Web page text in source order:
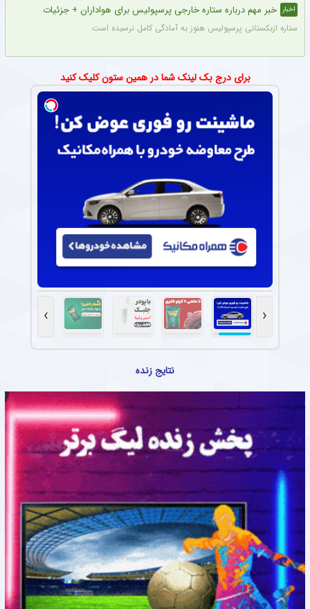
اخبار خبر مهم درباره ستاره خارجی پرسپولیس برای هواداران + جزئیات
ستاره ازبکستانی پرسپولیس هنوز به آمادگی کامل نرسیده است.
برای درج بک لینک شما در همین ستون کلیک کنید
‹
›
نتایج زنده